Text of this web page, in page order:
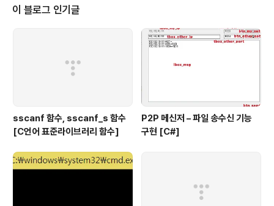
ello World");//puts 함수 내부에서 문자열 뒤에 개행 문자를 ..
이 블로그 인기글
sscanf 함수, sscanf_s 함수
[C언어 표준라이브러리 함수]
P2P 메신저 – 파일 송수신 기능
구현 [C#]